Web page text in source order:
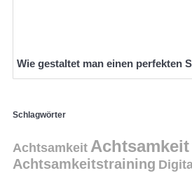
Wie gestaltet man einen perfekten
Schlagwörter
Achtsamkeit
Achtsamkeitstraining